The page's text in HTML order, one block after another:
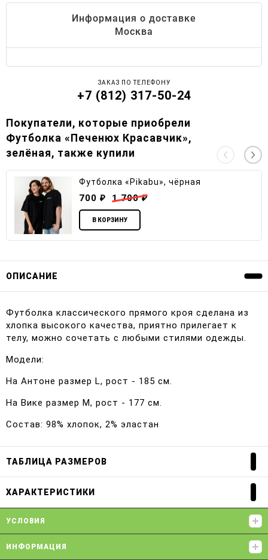
Информация о доставке
Москва
ЗАКАЗ ПО ТЕЛЕФОНУ
+7 (812) 317-50-24
Покупатели, которые приобрели
Футболка «Печенюх Красавчик»,
зелёная, также купили
Футболка «Pikabu», чёрная
700 ₽ 1 700₽
В КОРЗИНУ
ОПИСАНИЕ
Футболка классического прямого кроя сделана из
хлопка высокого качества, приятно прилегает к
телу, можно сочетать с любыми стилями одежды.
Модели:
На Антоне размер L, рост - 185 см.
На Вике размер M, рост - 177 см.
Состав: 98% хлопок, 2% эластан
ТАБЛИЦА РАЗМЕРОВ
ХАРАКТЕРИСТИКИ
УСЛОВИЯ
ИНФОРМАЦИЯ